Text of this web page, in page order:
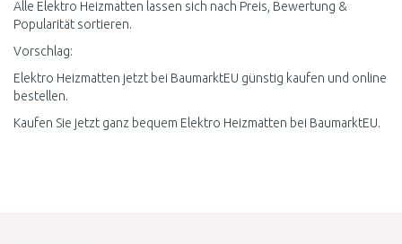
Alle Elektro Heizmatten lassen sich nach Preis, Bewertung &
Popularität sortieren.
Vorschlag:
Elektro Heizmatten jetzt bei BaumarktEU günstig kaufen und online
bestellen.
Kaufen Sie jetzt ganz bequem Elektro Heizmatten bei BaumarktEU.